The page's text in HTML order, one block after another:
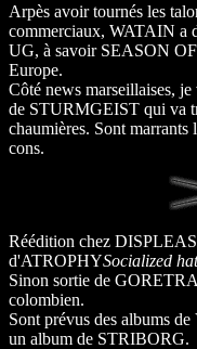
Arpès avoir tournés les
commerciaux, WATAIN a
UG, à savoir SEASON
Europe.
Côté news marseillaises,
de STURMGEIST qui va
chaumières. Sont marrants
cons.
Réédition chez
d'ATROPHYSocialized
Sinon sortie de
colombien.
Sont prévus des albums
un album de STRIBORG.